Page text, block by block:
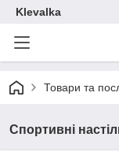
Klevalka
Товари та
Спортивні